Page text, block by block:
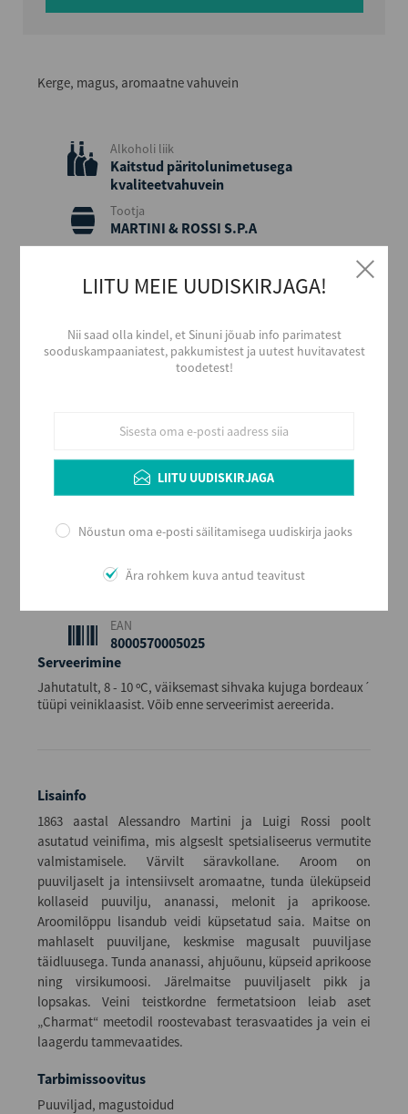
Kerge, magus, aromaatne vahuvein
Alkoholi liik
Kaitstud päritolunimetusega
kvaliteetvahuvein
Tootja
MARTINI & ROSSI S.P.A
Päritolumaa
Viinamari
Muscat Blanc a Petits Grains,
Moscato Bianco
Magus
Alkoholi sisaldus
Maht (L)
Kogus kastis
EAN
8000570005025
Serveerimine
Jahutatult, 8 - 10 ºC, väiksemast sihvaka kujuga bordeaux´
tüüpi veiniklaasist. Võib enne serveerimist aereerida.
Lisainfo
1863 aastal Alessandro Martini ja Luigi Rossi poolt
asutatud veinifima, mis algseslt spetsialiseerus vermutite
valmistamisele. Värvilt säravkollane. Aroom on
puuviljaselt ja intensiivselt aromaatne, tunda üleküpseid
kollaseid puuvilju, ananassi, melonit ja aprikoose.
Aroomilõppu lisandub veidi küpsetatud saia. Maitse on
mahlaselt puuviljane, keskmise magusalt puuviljase
täidluusega. Tunda ananassi, ahjuõunu, küpseid aprikoose
ning virsikumoosi. Järelmaitse puuviljaselt pikk ja
lopsakas. Veini teistkordne fermetatsioon leiab aset
„Charmat“ meetodil roostevabast terasvaatides ja vein ei
laagerdu tammevaatides.
Tarbimissoovitus
Puuviljad, magustoidud
LIITU MEIE UUDISKIRJAGA!
Nii saad olla kindel, et Sinuni jõuab info parimatest
sooduskampaaniatest, pakkumistest ja uutest huvitavatest
toodetest!
LIITU UUDISKIRJAGA
Nõustun oma e-posti säilitamisega uudiskirja jaoks
Ära rohkem kuva antud teavitust